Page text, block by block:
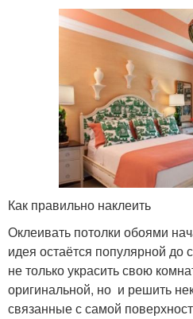
Как правильно наклеить
Оклеивать потолки обоями
идея остаётся популярной до
не только украсить свою
оригинальной, но и решить
связанные с самой